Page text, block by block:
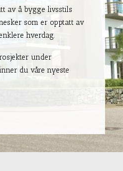
av å bygge livsstils
som er opptatt av
hverdag.
under
du våre nyeste